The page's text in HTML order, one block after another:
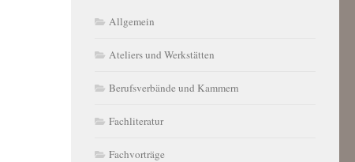
Allgemein
Ateliers und Werkstätten
Berufsverbände und Kammern
Fachliteratur
Fachvorträge